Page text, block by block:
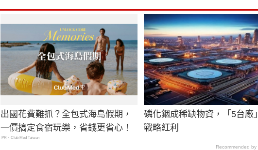
出國花費難抓？全包式海島假期，
一價搞定食宿玩樂，省錢更省心！
PR・Club Med Taiwan
磷化銦成稀缺物資，「5台廠
戰略紅利
Recommended by